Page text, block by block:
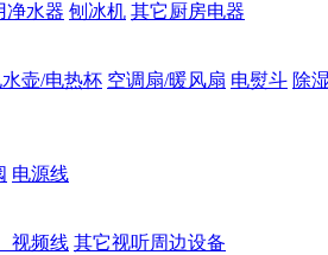
净水器 刨冰机 其它厨房电器
壶/电热杯 空调扇/暖风扇 电熨斗 除
电源线
视频线 其它视听周边设备